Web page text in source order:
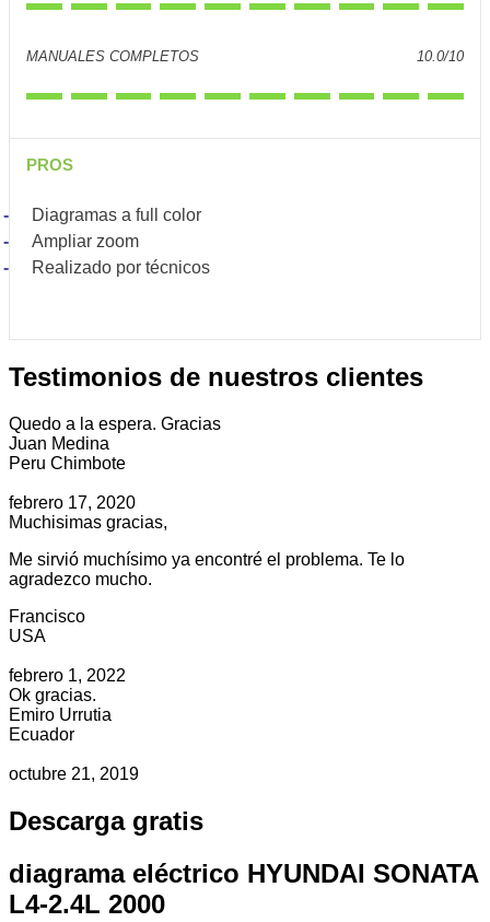
MANUALES COMPLETOS 10.0/10
PROS
Diagramas a full color
Ampliar zoom
Realizado por técnicos
Testimonios de nuestros clientes
Quedo a la espera. Gracias
Juan Medina
Peru Chimbote
febrero 17, 2020
Muchisimas gracias,
Me sirvió muchísimo ya encontré el problema. Te lo
agradezco mucho.
Francisco
USA
febrero 1, 2022
Ok gracias.
Emiro Urrutia
Ecuador
octubre 21, 2019
Descarga gratis
diagrama eléctrico HYUNDAI SONATA
L4-2.4L 2000